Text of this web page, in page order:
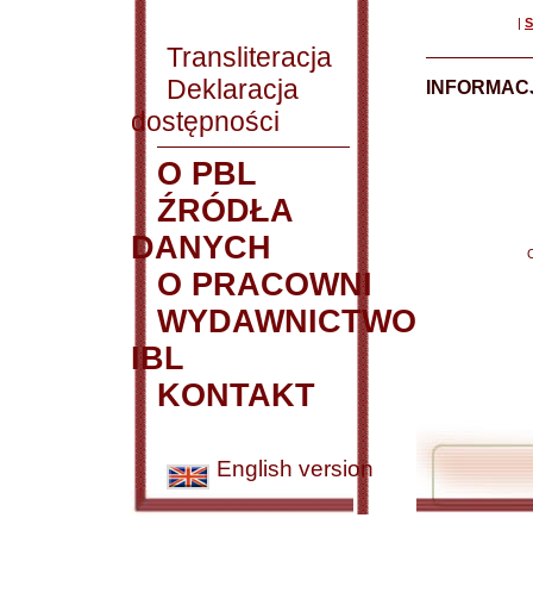
Transliteracja
Deklaracja
dostępności
O PBL
ŹRÓDŁA
DANYCH
O PRACOWNI
WYDAWNICTWO
IBL
KONTAKT
English version
|